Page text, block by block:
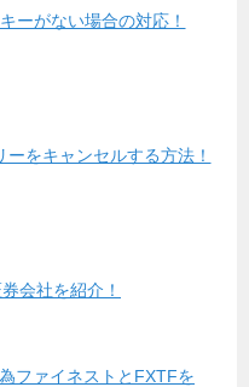
ーがない場合の対応！
をキャンセルする方法！
会社を紹介！
ファイネストとFXTFを